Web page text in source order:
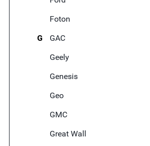
Foton
G
GAC
Geely
Genesis
Geo
GMC
Great Wall